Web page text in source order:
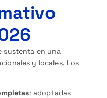
sustenta en una
y locales. Los
: adoptadas